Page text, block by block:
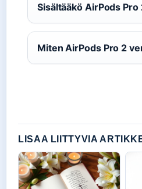
Sisältääkö AirPods
Miten AirPods Pro 2
LISAA LIITTYVIA